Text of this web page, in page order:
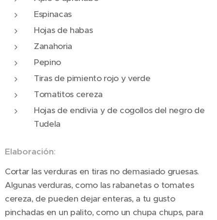
Espinacas
Hojas de habas
Zanahoria
Pepino
Tiras de pimiento rojo y verde
Tomatitos cereza
Hojas de endivia y de cogollos del negro de
Tudela
Elaboración:
Cortar las verduras en tiras no demasiado gruesas.
Algunas verduras, como las rabanetas o tomates
cereza, de pueden dejar enteras, a tu gusto
pinchadas en un palito, como un chupa chups, para